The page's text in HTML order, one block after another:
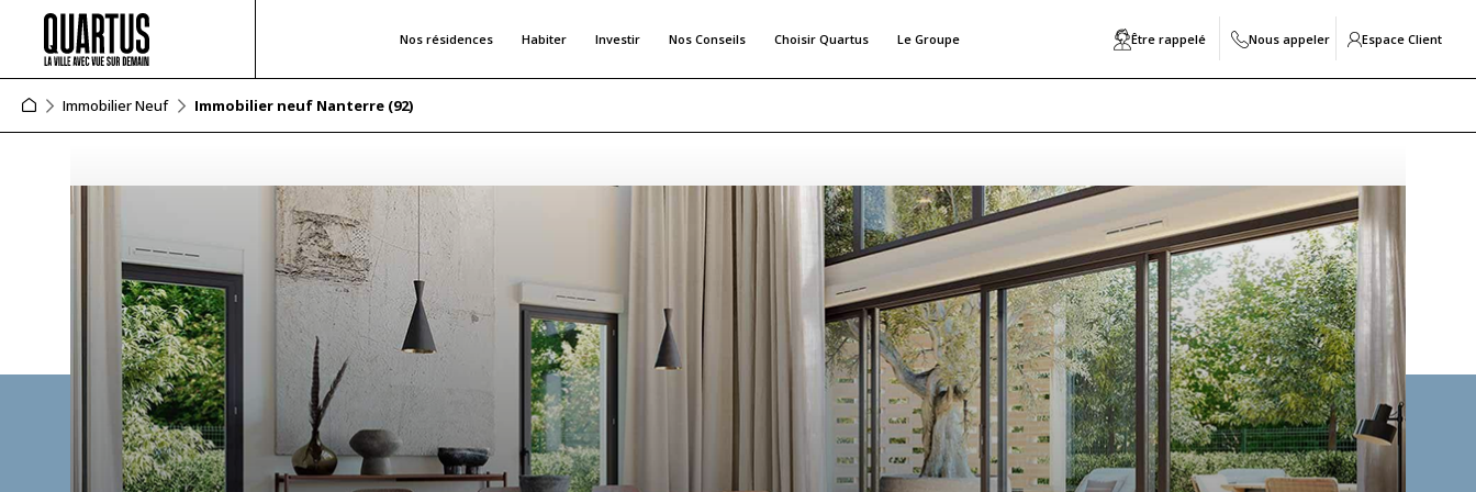
Nos résidences Habiter Investir Nos Conseils Choisir Quartus Le Groupe Être rappelé Nous appeler Espace Client
Immobilier Neuf Immobilier neuf Nanterre (92)